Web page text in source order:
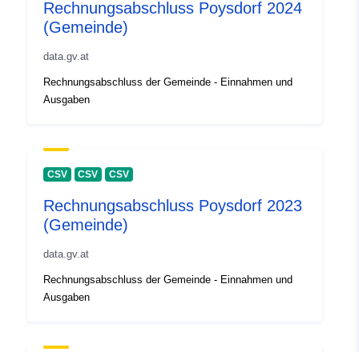
Rechnungsabschluss Poysdorf 2024
(Gemeinde)
data.gv.at
Rechnungsabschluss der Gemeinde - Einnahmen und
Ausgaben
CSV CSV CSV
Rechnungsabschluss Poysdorf 2023
(Gemeinde)
data.gv.at
Rechnungsabschluss der Gemeinde - Einnahmen und
Ausgaben